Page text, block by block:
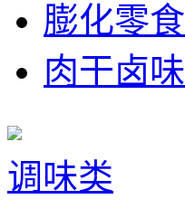
膨化零食
肉干卤味
调味类